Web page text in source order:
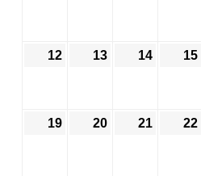
12 13 14 15
19 20 21 22